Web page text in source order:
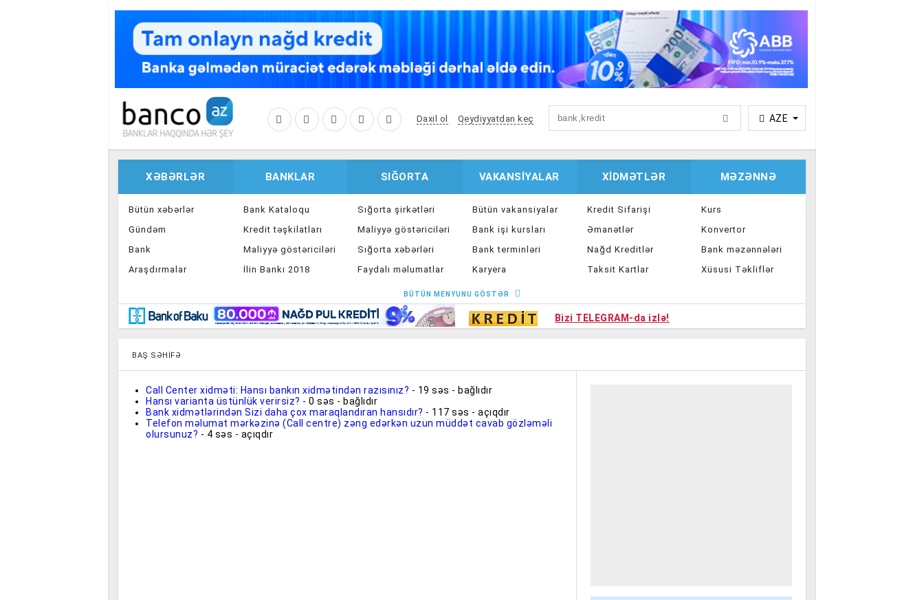
Daxil ol Qeydiyyatdan keç AZE
XƏBƏRLƏR
Bütün xəbərlər
Gündəm
Bank
Araşdırmalar
Maraqlı
BancoTV
Müsahibə
BANKLAR
Bank Kataloqu
Kredit təşkilatları
Maliyyə göstəriciləri
İlin Bankı 2018
SIĞORTA
Sığorta şirkətləri
Maliyyə göstəriciləri
Sığorta xəbərləri
Faydalı məlumatlar
Sığorta kalkulyatoru
VAKANSIYALAR
Bütün vakansiyalar
Bank işi kursları
Bank terminləri
Karyera
Peşakar inkişaf
XIDMƏTLƏR
Kredit Sifarişi
Əmanətlər
Nağd Kreditlər
Taksit Kartlar
Kart sifarişi
MƏZƏNNƏ
Kurs
Konvertor
Bank məzənnələri
Xüsusi Təkliflər
BÜTÜN MENYUNU GÖSTƏR
Bizi TELEGRAM-da izlə!
BAŞ SƏHIFƏ
Call Center xidməti: Hansı bankın xidmətindən razısınız? - 19 səs - bağlıdır
Hansı varianta üstünlük verirsiz? - 0 səs - bağlıdır
Bank xidmətlərindən Sizi daha çox maraqlandıran hansıdır? - 117 səs - açıqdır
Telefon məlumat mərkəzinə (Call centre) zəng edərkən uzun müddət cavab gözləməli
olursunuz? - 4 səs - açıqdır